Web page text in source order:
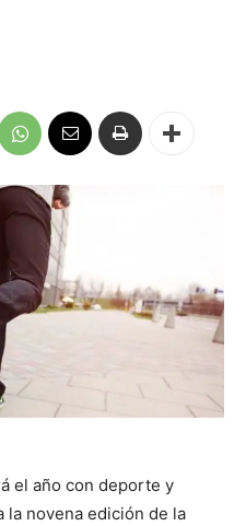
el año con deporte y
la novena edición de la